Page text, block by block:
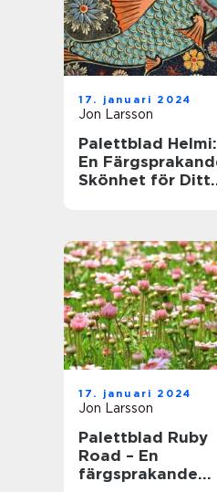
17. januari 2024
Jon Larsson
Palettblad Helmi:
En
Skönhet för Ditt
17. januari 2024
Jon Larsson
Palettblad Ruby
Road – En
färgsprakande